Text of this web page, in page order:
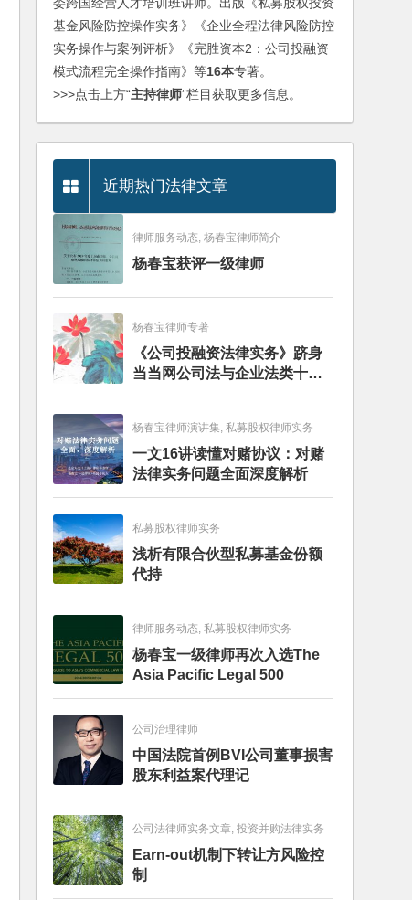
基金风险防控操作实务》《企业全程法律风险防控
实务操作与案例评析》《完胜资本2：公司投融资
模式流程完全操作指南》等16本专著。
>>>点击上方“主持律师”栏目获取更多信息。
近期热门法律文章
律师服务动态, 杨春宝律师简介
杨春宝获评一级律师
杨春宝律师专著
《公司投融资法律实务》跻身
当当网公司法与企业法类十大
畅销图书榜
杨春宝律师演讲集, 私募股权律师实务
一文16讲读懂对赌协议：对赌
法律实务问题全面深度解析
私募股权律师实务
浅析有限合伙型私募基金份额
代持
律师服务动态, 私募股权律师实务
杨春宝一级律师再次入选The
Asia Pacific Legal 500
公司治理律师
中国法院首例BVI公司董事损害
股东利益案代理记
公司法律师实务文章, 投资并购法律实务
Earn-out机制下转让方风险控
制